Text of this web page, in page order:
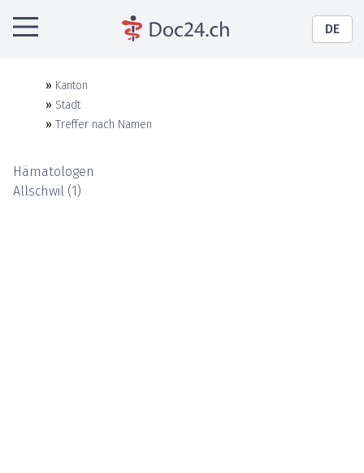
DE
» Kanton
» Stadt
» Treffer nach Namen
Hämatologen
Allschwil (1)